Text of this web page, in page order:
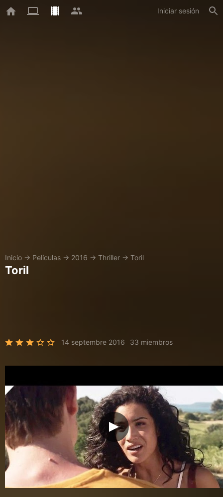
Iniciar sesión
Inicio → Películas → 2016 → Thriller → Toril
Toril
14 septembre 2016 33 miembros